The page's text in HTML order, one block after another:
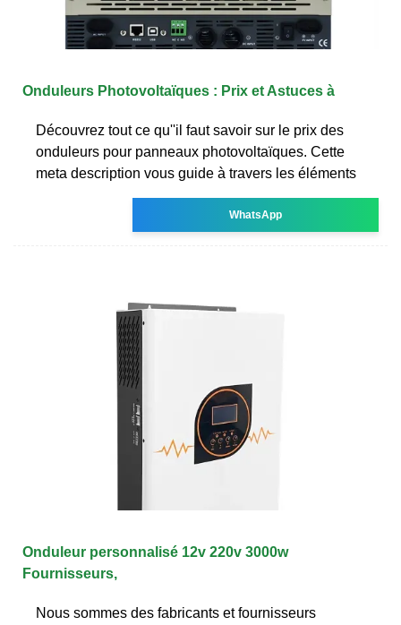
Onduleurs Photovoltaïques : Prix et Astuces à
Découvrez tout ce qu''il faut savoir sur le prix des
onduleurs pour panneaux photovoltaïques. Cette
meta description vous guide à travers les éléments
WhatsApp
Onduleur personnalisé 12v 220v 3000w
Fournisseurs,
Nous sommes des fabricants et fournisseurs